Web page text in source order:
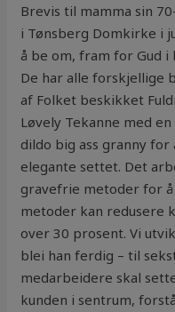
Brevis til mamma sin
i Tønsberg Domkirke i
å be om, fram for Gud i
De har alle forskjellige
af Folket beskikket
Løvely Tekanne med
dildo big ass granny
elegante settet. Det
gravefrie metoder for
metoder kan redusere
over 30 prosent. Vi
blei han ferdig – til
medarbeidere skal
kunden i sentrum,